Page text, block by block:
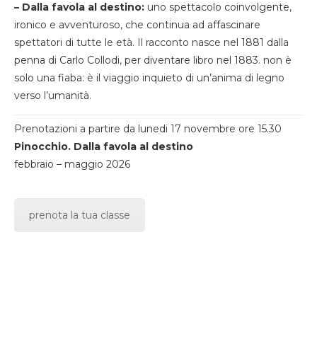
– Dalla favola al destino: uno spettacolo coinvolgente,
ironico e avventuroso, che continua ad affascinare
spettatori di tutte le età. Il racconto nasce nel 1881 dalla
penna di Carlo Collodi, per diventare libro nel 1883. non è
solo una fiaba: è il viaggio inquieto di un’anima di legno
verso l’umanità.
Prenotazioni a partire da lunedi 17 novembre ore 15.30
Pinocchio. Dalla favola al destino
febbraio – maggio 2026
prenota la tua classe